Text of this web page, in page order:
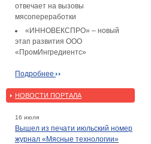
отвечает на вызовы
мясопереработки
«ИННОВЕКСПРО» – новый
этап развития ООО
«ПромИнгредиентс»
Подробнее
НОВОСТИ ПОРТАЛА
16 июля
Вышел из печати июльский номер
журнал «Мясные технологии»